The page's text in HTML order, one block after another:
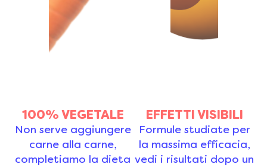
100% VEGETALE
Non serve aggiungere
carne alla carne,
completiamo la dieta
EFFETTI VISIBILI
Formule studiate per
la massima efficacia,
vedi i risultati dopo un